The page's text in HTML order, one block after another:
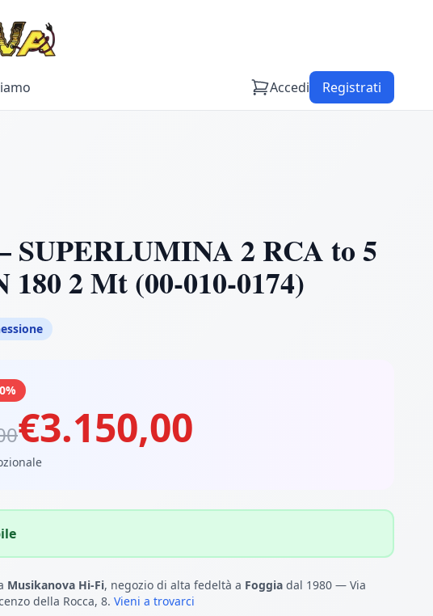
Accedi Registrati
SUPERLUMINA 2 RCA to 5
180 2 Mt (00-010-0174)
€3.150,00
Musikanova Hi-Fi, negozio di alta fedeltà a Foggia dal 1980 — Via
della Rocca, 8. Vieni a trovarci